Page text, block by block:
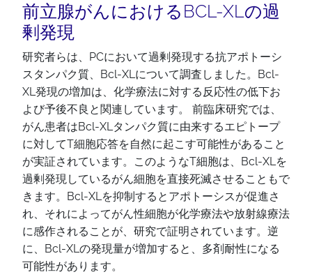
前立腺がんにおけるBCL-XLの過
剰発現
研究者らは、PCにおいて過剰発現する抗アポトーシ
スタンパク質、Bcl-XLについて調査しました。Bcl-
XL発現の増加は、化学療法に対する反応性の低下お
よび予後不良と関連しています。 前臨床研究では、
がん患者はBcl-XLタンパク質に由来するエピトープ
に対してT細胞応答を自然に起こす可能性があること
が実証されています。このようなT細胞は、Bcl-XLを
過剰発現しているがん細胞を直接死滅させることもで
きます。Bcl-XLを抑制するとアポトーシスが促進さ
れ、それによってがん性細胞が化学療法や放射線療法
に感作されることが、研究で証明されています。逆
に、Bcl-XLの発現量が増加すると、多剤耐性になる
可能性があります。